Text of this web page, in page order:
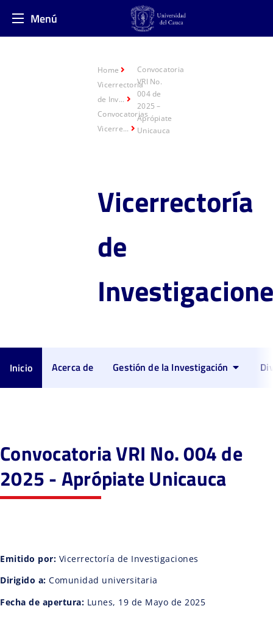
Menú
Home
Vicerrectoría
de Inv...
Convocatorias
Vicerre...
Convocatoria
VRI No.
004 de
2025 –
Aprópiate
Unicauca
Vicerrectoría
de
Inicio Acerca de Gestión de la Investigación
Convocatoria VRI No. 004 de
2025 - Aprópiate Unicauca
Emitido por: Vicerrectoría de Investigaciones
Dirigido a: Comunidad universitaria
Fecha de apertura: Lunes, 19 de Mayo de 2025